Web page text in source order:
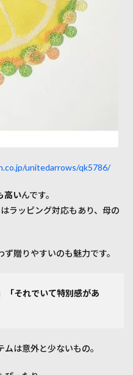
unitedarrows/qk5786/
高いんです。
ラッピング対応もあり、母の
贈りやすいのも魅力です。
「それでいて特別感があ
は意外と少ないもの。